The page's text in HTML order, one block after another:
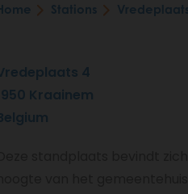
Stations
4
Kraainem